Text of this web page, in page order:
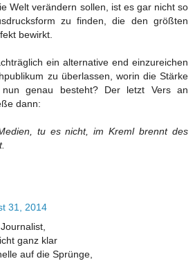
Welt verändern sollen, ist es gar nicht so
zu finden, die den größten
bewirkt.
ein alternative end einzureichen
zu überlassen, worin die Stärke
nun genau besteht? Der letzt Vers an
dann:
tu es nicht, im Kreml brennt des
31, 2014
ganz klar
auf die Sprünge,